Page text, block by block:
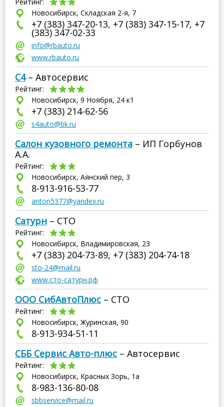
Новосибирск, Складская 2-я, 7
+7 (383) 347-20-13, +7 (383) 347-15-17, +7
(383) 347-02-33
info@rbauto.ru
www.rbauto.ru
С4– Автосервис
Рейтинг:
Новосибирск, 9 Ноября, 24 к1
+7 (383) 214-62-56
s4auto@bk.ru
Салон кузовного ремонта – ИП Горбунов
А.А.
Рейтинг:
Новосибирск, Аянский пер, 3
8-913-916-53-77
anton5377@yandex.ru
Сатурн – СТО
Рейтинг:
Новосибирск, Владимировская, 23
+7 (383) 204-73-89, +7 (383) 204-74-18
sto-24@mail.ru
www.сто-сатурн.рф
ООО СибАвтоПлюс – СТО
Рейтинг:
Новосибирск, Журинская, 90
8-913-934-51-11
СББ Сервис Авто-плюс – Автосервис
Рейтинг:
Новосибирск, Красных Зорь, 1а
8-983-136-80-08
sbbservice@mail.ru